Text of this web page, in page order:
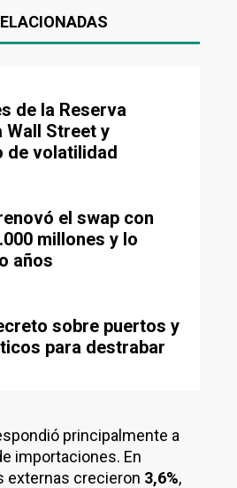
de la Reserva
Wall Street y
de volatilidad
el swap con
millones y lo
años
sobre puertos y
para destrabar
principalmente a
importaciones. En
externas crecieron 3,6%,